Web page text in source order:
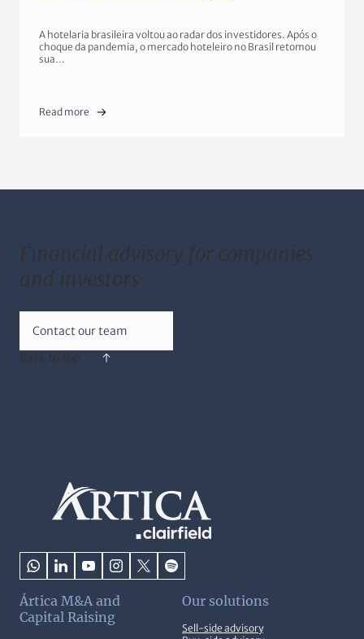
A hotelaria brasileira voltou ao radar dos investidores. Após o
choque da pandemia, o mercado hoteleiro no Brasil retomou
sua…
Read more
Financial advisory for companies
and investors
Contact our team
Back to top
Ártica M&A and
Capital Raising
Our solutions
Sell-side advisory